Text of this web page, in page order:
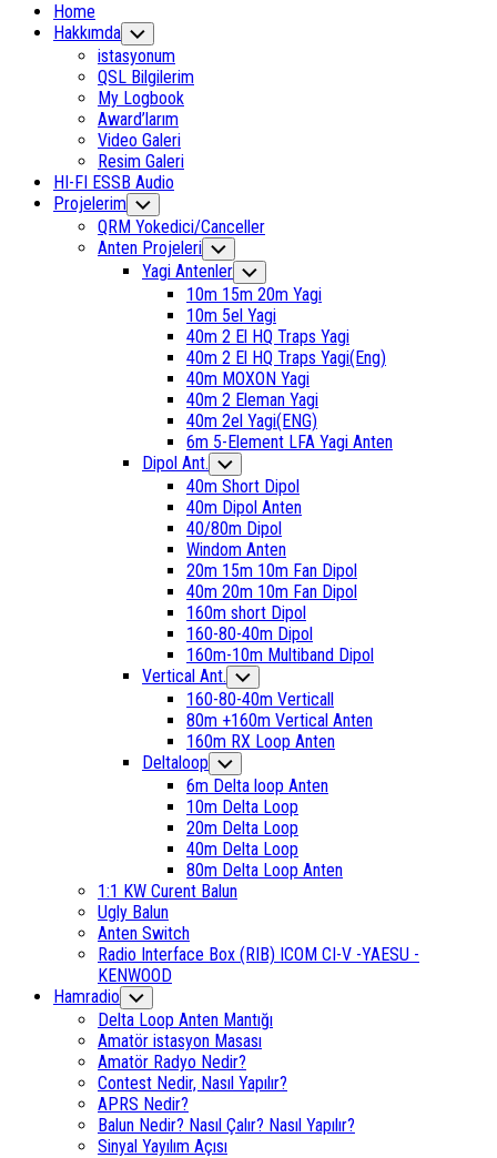
Home
Hakkımda Toggle
Child
Menu
istasyonum
QSL Bilgilerim
My Logbook
Award’larım
Video Galeri
Resim Galeri
HI-FI ESSB Audio
Current
Page
Parent
Projelerim Toggle
Child
Menu
QRM Yokedici/Canceller
Current
Page
Anten Projeleri Toggle
Child
Menu
Yagi Antenler Toggle
Child
Menu
10m 15m 20m Yagi
10m 5el Yagi
40m 2 El HQ Traps Yagi
40m 2 El HQ Traps Yagi(Eng)
40m MOXON Yagi
40m 2 Eleman Yagi
40m 2el Yagi(ENG)
6m 5-Element LFA Yagi Anten
Dipol Ant. Toggle
Child
Menu
40m Short Dipol
40m Dipol Anten
40/80m Dipol
Windom Anten
20m 15m 10m Fan Dipol
40m 20m 10m Fan Dipol
160m short Dipol
160-80-40m Dipol
160m-10m Multiband Dipol
Current
Page
Parent
Vertical Ant. Toggle
Child
Menu
160-80-40m Verticall
80m +160m Vertical Anten
Current
Page:
160m RX Loop Anten
Deltaloop Toggle
Child
Menu
6m Delta loop Anten
10m Delta Loop
20m Delta Loop
40m Delta Loop
80m Delta Loop Anten
1:1 KW Curent Balun
Ugly Balun
Anten Switch
Radio Interface Box (RIB) ICOM CI-V -YAESU -
KENWOOD
Hamradio Toggle
Child
Menu
Delta Loop Anten Mantığı
Amatör istasyon Masası
Amatör Radyo Nedir?
Contest Nedir, Nasıl Yapılır?
APRS Nedir?
Balun Nedir? Nasıl Çalır? Nasıl Yapılır?
Sinyal Yayılım Açısı